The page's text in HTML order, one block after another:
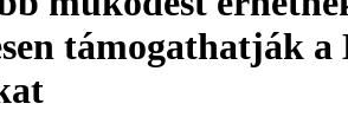
támogathatják a